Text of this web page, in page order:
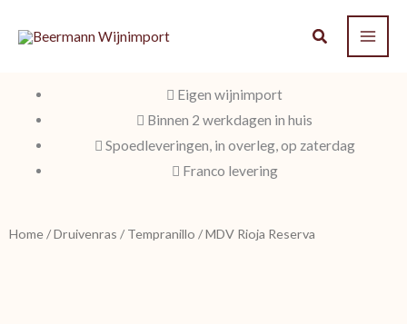
naar
Eigen wijnimport
Binnen 2 werkdagen in huis
Spoedleveringen, in overleg, op zaterdag
Franco levering
Home/Druivenras /Tempranillo / MDV Rioja Reserva